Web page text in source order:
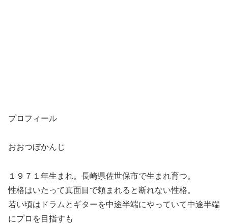
プロフィール
おおつぼかんじ
１９７１年生まれ。長崎県佐世保市で生まれ育つ。
性格はいたって真面目で頼まれると断れない性格。
若い頃はドラムとギターを中途半端にやっていて中途半端
にプロを目指すも